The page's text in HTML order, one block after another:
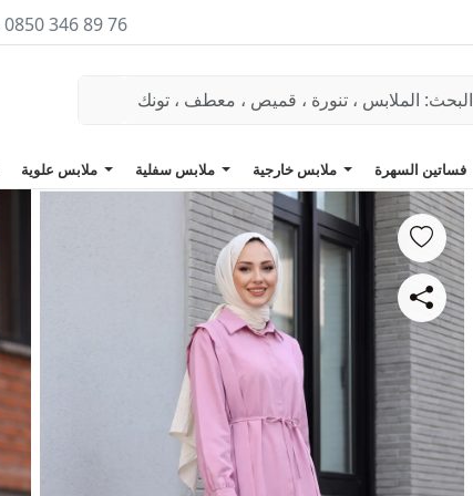
0850 346 89 76
ملابس علوية ملابس سفلية ملابس خارجية فساتين السهرة